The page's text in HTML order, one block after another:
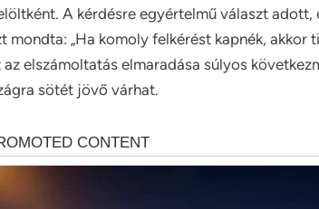
A kérdésre egyértelmű választ
mondta: „Ha komoly felkérést kapnék,
az elszámoltatás elmaradása súlyos
sötét jövő várhat.